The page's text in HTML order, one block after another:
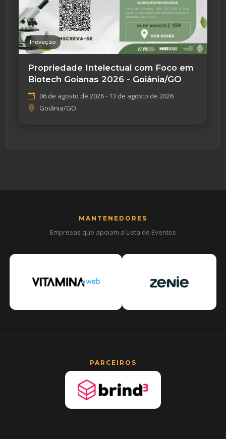
Inovação
Propriedade Intelectual com Foco em
Biotech Goianas 2026 - Goiânia/GO
06 de agosto de 2026 - 13 de agosto de 2026
Goiânia/GO
MANTENEDORES
Empresas que apoiam a Lista de Eventos
PARCEIROS